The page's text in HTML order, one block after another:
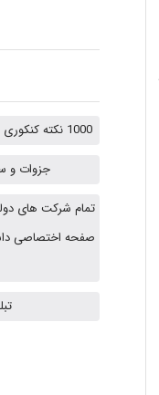
1000 نکته کنکوری + خلاصه جزوات ارشد بهداشت حرفه ای
جزوات و
تمام شرکت های
صفحه اختصاصی